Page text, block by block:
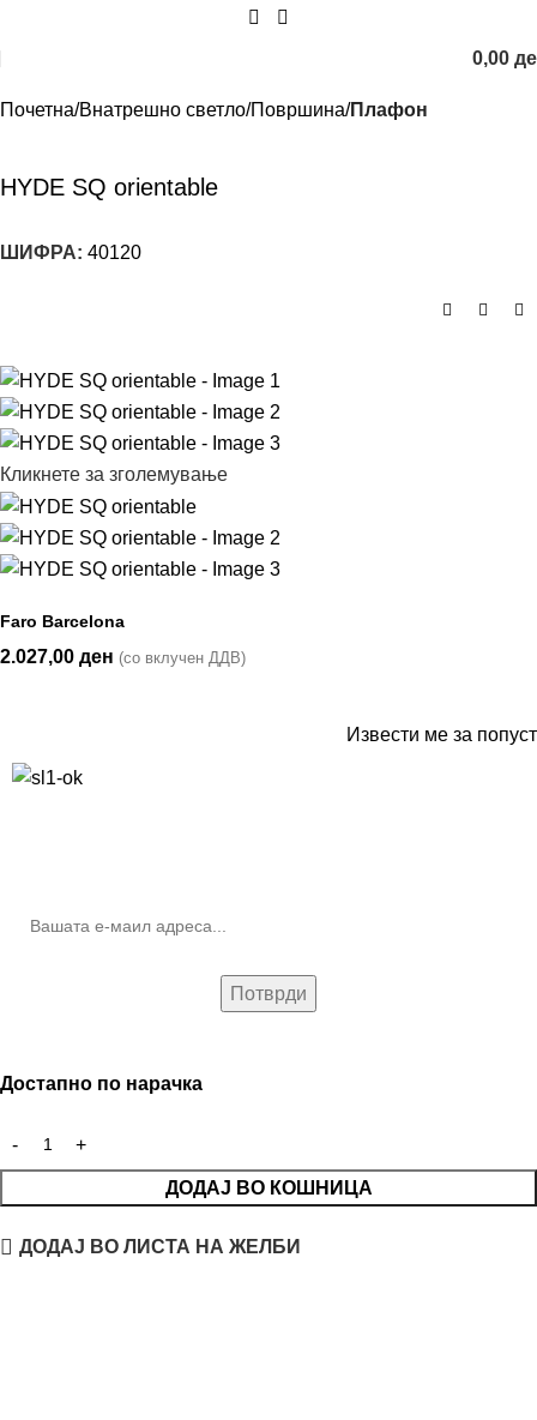
0,00
Почетна Внатрешно светло Површина Плафон
HYDE SQ orientable
ШИФРА: 40120
Кликнете за зголемување
Faro Barcelona
2.027,00 ден (со вклучен ДДВ)
Извести ме за попуст
Достапно по нарачка
ДОДАЈ ВО КОШНИЦА
ДОДАЈ ВО ЛИСТА НА ЖЕЛБИ